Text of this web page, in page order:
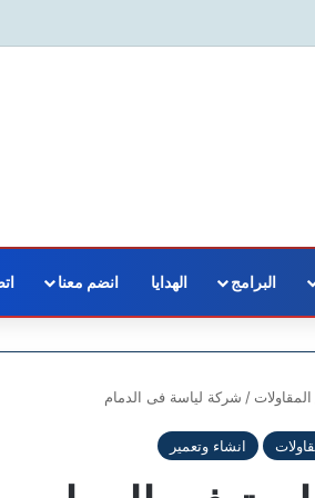
البرامج الهدايا انضم معنا
المقاولات / شركة لياسة فى الدمام
انشاء وتعمير